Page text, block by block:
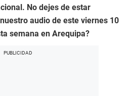
No dejes de estar
audio de este viernes 10
semana en Arequipa?